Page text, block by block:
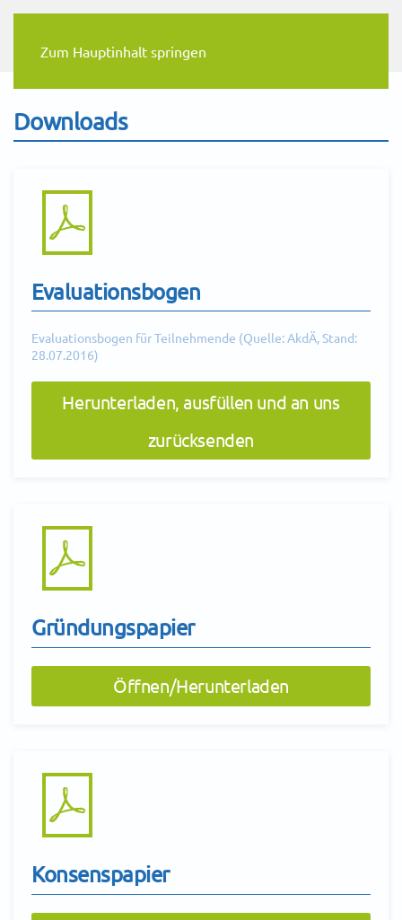
Zum Hauptinhalt springen
Downloads
Evaluationsbogen
Evaluationsbogen für Teilnehmende (Quelle: AkdÄ, Stand:
28.07.2016)
Herunterladen, ausfüllen und an uns
zurücksenden
Gründungspapier
Öffnen/Herunterladen
Konsenspapier